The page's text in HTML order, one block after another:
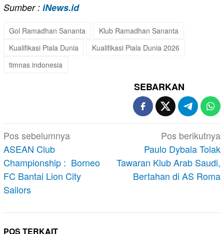
Sumber : iNews.id
Gol Ramadhan Sananta
Klub Ramadhan Sananta
Kualifikasi Piala Dunia
Kualifikasi Piala Dunia 2026
timnas indonesia
SEBARKAN
Navigasi
pos
Pos sebelumnya
ASEAN Club
Championship : Borneo
FC Bantai Lion City
Sailors
Pos berikutnya
Paulo Dybala Tolak
Tawaran Klub Arab Saudi,
Bertahan di AS Roma
POS TERKAIT